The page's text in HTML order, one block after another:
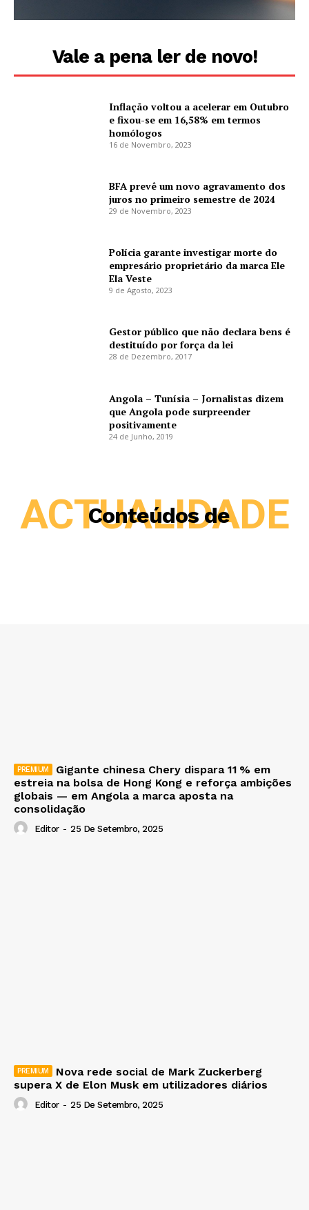
Vale a pena ler de novo!
Inflação voltou a acelerar em Outubro
e fixou-se em 16,58% em termos
homólogos
16 de Novembro, 2023
BFA prevê um novo agravamento dos
juros no primeiro semestre de 2024
29 de Novembro, 2023
Polícia garante investigar morte do
empresário proprietário da marca Ele
Ela Veste
9 de Agosto, 2023
Gestor público que não declara bens é
destituído por força da lei
28 de Dezembro, 2017
Angola – Tunísia – Jornalistas dizem
que Angola pode surpreender
positivamente
24 de Junho, 2019
Conteúdos de
ACTUALIDADE
Gigante chinesa Chery dispara 11 % em
estreia na bolsa de Hong Kong e reforça ambições
globais — em Angola a marca aposta na
consolidação
Editor - 25 De Setembro, 2025
Nova rede social de Mark Zuckerberg
supera X de Elon Musk em utilizadores diários
Editor - 25 De Setembro, 2025